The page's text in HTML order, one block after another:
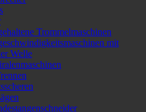
Trommelmaschinen
mit
Welle